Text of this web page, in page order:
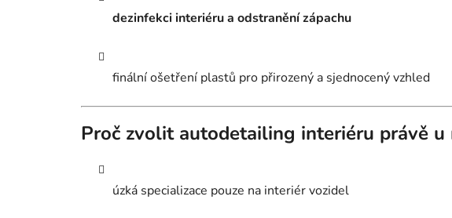
dezinfekci interiéru a odstranění zápachu
finální ošetření plastů pro přirozený a sjednocený vzhled
Proč zvolit autodetailing interiéru právě u
úzká specializace pouze na interiér vozidel